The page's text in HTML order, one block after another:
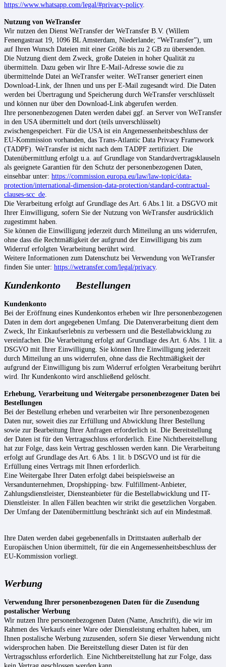
https://www.whatsapp.com/legal/#privacy-policy.
Nutzung von WeTransfer
Wir nutzen den Dienst WeTransfer der WeTransfer B.V. (Willem
Fenengastraat 19, 1096 BL Amsterdam, Niederlande; “WeTransfer”), um
auf Ihren Wunsch Dateien mit einer Größe bis zu 2 GB zu übersenden.
Die Nutzung dient dem Zweck, große Dateien in hoher Qualität zu
übermitteln. Dazu geben wir Ihre E-Mail-Adresse sowie die zu
übermittelnde Datei an WeTransfer weiter. WeTranser generiert einen
Download-Link, der Ihnen und uns per E-Mail zugesandt wird. Die Daten
werden bei Übertragung und Speicherung durch WeTransfer verschlüsselt
und können nur über den Download-Link abgerufen werden.
Ihre personenbezogenen Daten werden dabei ggf. an Server von WeTransfer
in den USA übermittelt und dort (teils unverschlüsselt)
zwischengespeichert. Für die USA ist ein Angemessenheitsbeschluss der
EU-Kommission vorhanden, das Trans-Atlantic Data Privacy Framework
(TADPF). WeTransfer ist nicht nach dem TADPF zertifiziert. Die
Datenübermittlung erfolgt u.a. auf Grundlage von Standardvertragsklauseln
als geeignete Garantien für den Schutz der personenbezogenen Daten,
einsehbar unter: https://commission.europa.eu/law/law-topic/data-
protection/international-dimension-data-protection/standard-contractual-
clauses-scc_de
Die Verarbeitung erfolgt auf Grundlage des Art. 6 Abs.1 lit. a DSGVO mit
Ihrer Einwilligung, sofern Sie der Nutzung von WeTransfer ausdrücklich
zugestimmt haben.
Sie können die Einwilligung jederzeit durch Mitteilung an uns widerrufen,
ohne dass die Rechtmäßigkeit der aufgrund der Einwilligung bis zum
Widerruf erfolgten Verarbeitung berührt wird.
Weitere Informationen zum Datenschutz bei Verwendung von WeTransfer
finden Sie unter: https://wetransfer.com/legal/privacy.
Kundenkonto Bestellungen
Kundenkonto
Bei der Eröffnung eines Kundenkontos erheben wir Ihre personenbezogenen
Daten in dem dort angegebenen Umfang. Die Datenverarbeitung dient dem
Zweck, Ihr Einkaufserlebnis zu verbessern und die Bestellabwicklung zu
vereinfachen. Die Verarbeitung erfolgt auf Grundlage des Art. 6 Abs. 1 lit. a
DSGVO mit Ihrer Einwilligung. Sie können Ihre Einwilligung jederzeit
durch Mitteilung an uns widerrufen, ohne dass die Rechtmäßigkeit der
aufgrund der Einwilligung bis zum Widerruf erfolgten Verarbeitung berührt
wird. Ihr Kundenkonto wird anschließend gelöscht.
Erhebung, Verarbeitung und Weitergabe personenbezogener Daten bei
Bestellungen
Bei der Bestellung erheben und verarbeiten wir Ihre personenbezogenen
Daten nur, soweit dies zur Erfüllung und Abwicklung Ihrer Bestellung
sowie zur Bearbeitung Ihrer Anfragen erforderlich ist. Die Bereitstellung
der Daten ist für den Vertragsschluss erforderlich. Eine Nichtbereitstellung
hat zur Folge, dass kein Vertrag geschlossen werden kann. Die Verarbeitung
erfolgt auf Grundlage des Art. 6 Abs. 1 lit. b DSGVO und ist für die
Erfüllung eines Vertrags mit Ihnen erforderlich.
Eine Weitergabe Ihrer Daten erfolgt dabei beispielsweise an
Versandunternehmen, Dropshipping- bzw. Fulfillment-Anbieter,
Zahlungsdienstleister, Diensteanbieter für die Bestellabwicklung und IT-
Dienstleister. In allen Fällen beachten wir strikt die gesetzlichen Vorgaben.
Der Umfang der Datenübermittlung beschränkt sich auf ein Mindestmaß.
Ihre Daten werden dabei gegebenenfalls in Drittstaaten außerhalb der
Europäischen Union übermittelt, für die ein Angemessenheitsbeschluss der
EU-Kommission vorliegt.
Werbung
Verwendung Ihrer personenbezogenen Daten für die Zusendung
postalischer Werbung
Wir nutzen Ihre personenbezogenen Daten (Name, Anschrift), die wir im
Rahmen des Verkaufs einer Ware oder Dienstleistung erhalten haben, um
Ihnen postalische Werbung zuzusenden, sofern Sie dieser Verwendung nicht
widersprochen haben. Die Bereitstellung dieser Daten ist für den
Vertragsschluss erforderlich. Eine Nichtbereitstellung hat zur Folge, dass